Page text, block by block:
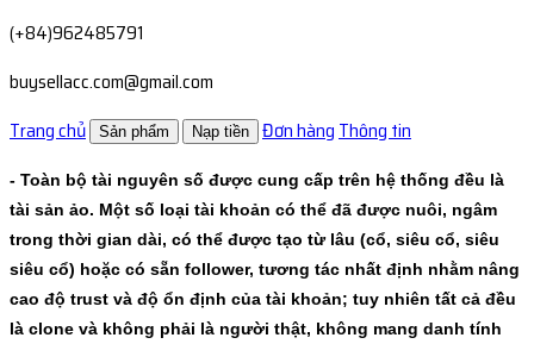
(+84)962485791
buysellacc.com@gmail.com
Trang chủ
Sản phẩm Nạp tiền Đơn hàng Thông tin
- Toàn bộ tài nguyên số được cung cấp trên hệ thống đều là
tài sản ảo. Một số loại tài khoản có thể đã được nuôi, ngâm
trong thời gian dài, có thể được tạo từ lâu (cổ, siêu cổ, siêu
siêu cổ) hoặc có sẵn follower, tương tác nhất định nhằm nâng
cao độ trust và độ ổn định của tài khoản; tuy nhiên tất cả đều
là clone và không phải là người thật, không mang danh tính